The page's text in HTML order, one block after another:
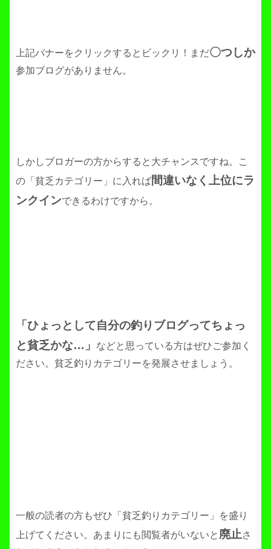
上記バナーをクリックするとビックリ！まだ〇つしか
参加ブログがありません。
しかしブロガーの方からすると大チャンスですね。こ
の「貧乏カテゴリー」に入れば間違いなく上位にラ
ンクインできるわけですから。
「ひょっとして自分の釣りブログってちょっ
と貧乏かな…」
などと思っている方はぜひご参加く
ださい。貧乏釣りカテゴリーを発展させましょう。
一般の読者の方もぜひ「貧乏釣りカテゴリー」を盛り
上げてください。あまりにも閲覧者がいないと 廃止さ